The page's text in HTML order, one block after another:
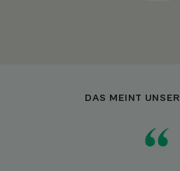
DAS MEINT